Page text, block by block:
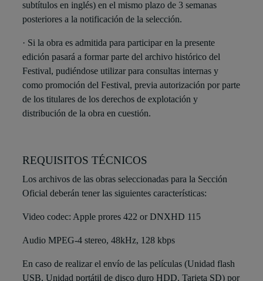
subtítulos en inglés) en el mismo plazo de 3 semanas
posteriores a la notificación de la selección.
· Si la obra es admitida para participar en la presente
edición pasará a formar parte del archivo histórico del
Festival, pudiéndose utilizar para consultas internas y
como promoción del Festival, previa autorización por parte
de los titulares de los derechos de explotación y
distribución de la obra en cuestión.
REQUISITOS TÉCNICOS
Los archivos de las obras seleccionadas para la Sección
Oficial deberán tener las siguientes características:
Video codec: Apple prores 422 or DNXHD 115
Audio MPEG-4 stereo, 48kHz, 128 kbps
En caso de realizar el envío de las películas (Unidad flash
USB, Unidad portátil de disco duro HDD, Tarjeta SD) por